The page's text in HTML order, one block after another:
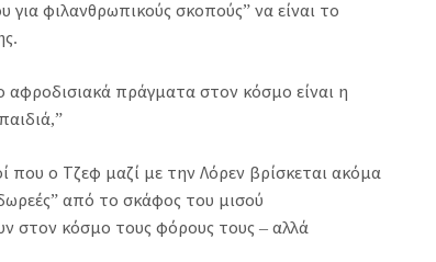
φιλανθρωπικούς σκοπούς” να είναι το
πράγματα στον κόσμο είναι η
που ο Τζεφ μαζί με την Λόρεν βρίσκεται ακόμα
από το σκάφος του μισού
στον κόσμο τους φόρους τους – αλλά